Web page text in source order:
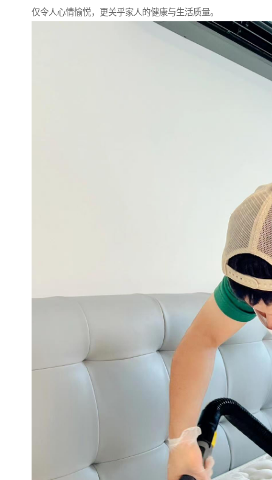
仅令人心情愉悦，更关乎家人的健康与生活质量。